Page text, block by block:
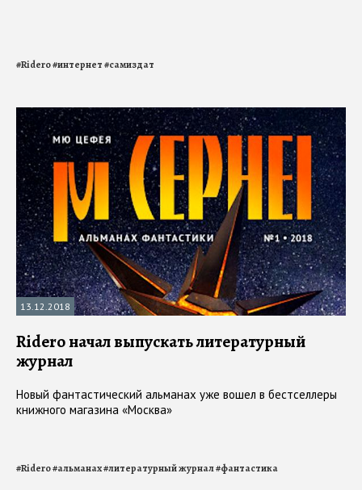
#Ridero#интернет#самиздат
13.12.2018
Ridero начал выпускать литературный
журнал
Новый фантастический альманах уже вошел в бестселлеры
книжного магазина «Москва»
#Ridero#альманах#литературный журнал#фантастика